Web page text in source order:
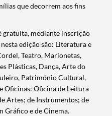
que decorrem aos fins
gratuita, mediante inscrição
edição são: Literatura e
Teatro, Marionetas,
Plásticas, Dança, Arte do
Património Cultural,
Oficinas: Oficina de Leitura
Artes; de Instrumentos; de
Gráfico e de Cinema.